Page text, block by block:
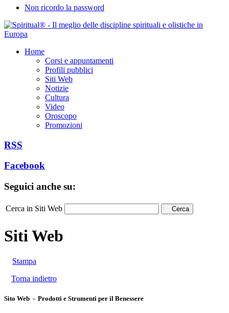
Non ricordo la password
Home
Corsi e appuntamenti
Profili pubblici
Siti Web
Notizie
Cultura
Video
Oroscopo
Promozioni
RSS
Facebook
Seguici anche su:
Cerca in Siti Web Cerca
Siti Web
Stampa
Torna indietro
Sito Web - Prodotti e Strumenti per il Benessere